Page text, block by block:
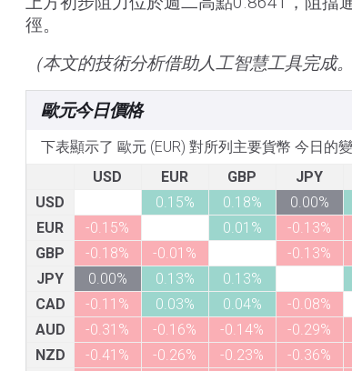
徑。
（本文的技術分析借助人工智慧工具完成。
歐元今日價格
下表顯示了 歐元 (EUR) 對所列主要貨幣 今日的
USD
EUR GBP JPY
USD
0.15% 0.18% 0.00%
EUR
-0.15% 0.01% -0.13%
GBP
-0.18% -0.01% -0.13%
JPY
0.00% 0.13% 0.13%
CAD
-0.11% 0.03% 0.04% -0.08%
AUD
-0.31% -0.16% -0.14% -0.29%
NZD
-0.41% -0.26% -0.23% -0.36%